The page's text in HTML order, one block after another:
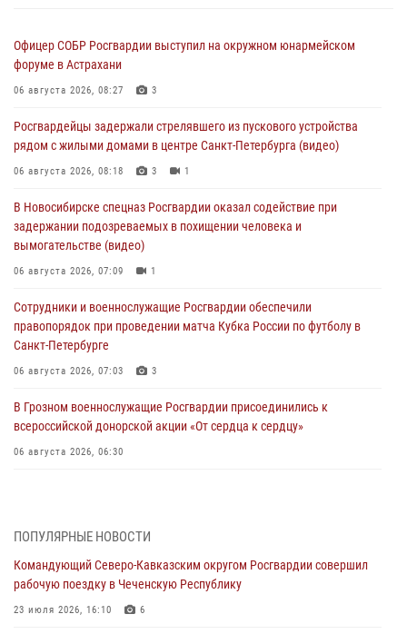
Офицер СОБР Росгвардии выступил на окружном юнармейском
форуме в Астрахани
06 августа 2026, 08:27 3
Росгвардейцы задержали стрелявшего из пускового устройства
рядом с жилыми домами в центре Санкт-Петербурга (видео)
06 августа 2026, 08:18 3 1
В Новосибирске спецназ Росгвардии оказал содействие при
задержании подозреваемых в похищении человека и
вымогательстве (видео)
06 августа 2026, 07:09 1
Сотрудники и военнослужащие Росгвардии обеспечили
правопорядок при проведении матча Кубка России по футболу в
Санкт-Петербурге
06 августа 2026, 07:03 3
В Грозном военнослужащие Росгвардии присоединились к
всероссийской донорской акции «От сердца к сердцу»
06 августа 2026, 06:30
06 августа 2026, 06:15
На Сахалине при участии СОБР Росгвардии пресекли нелегальную
добычу биоресурсов
06 августа 2026, 05:12
ПОПУЛЯРНЫЕ НОВОСТИ
Командующий Северо-Кавказским округом Росгвардии совершил
рабочую поездку в Чеченскую Республику
23 июля 2026, 16:10 6